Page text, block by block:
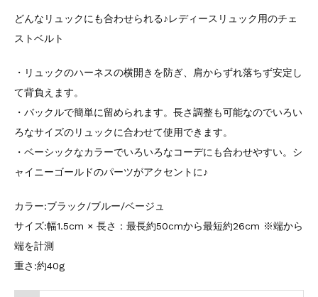
どんなリュックにも合わせられる♪レディースリュック用のチェ
ストベルト
・リュックのハーネスの横開きを防ぎ、肩からずれ落ちず安定し
て背負えます。
・バックルで簡単に留められます。長さ調整も可能なのでいろい
ろなサイズのリュックに合わせて使用できます。
・ベーシックなカラーでいろいろなコーデにも合わせやすい。シ
ャイニーゴールドのパーツがアクセントに♪
カラー:ブラック/ブルー/ベージュ
サイズ:幅1.5cm × 長さ：最長約50cmから最短約26cm ※端から
端を計測
重さ:約40g